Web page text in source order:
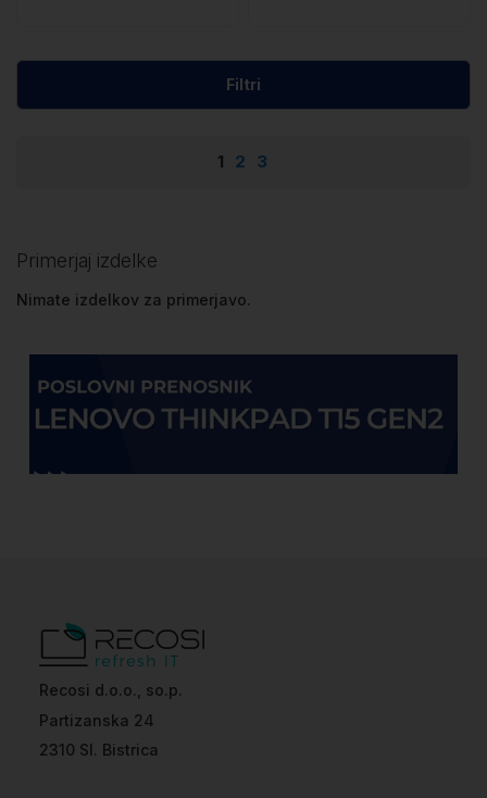
Filtri
Stran
Trenutno berete stran
1 Stran
2 Stran
3
Primerjaj izdelke
Nimate izdelkov za primerjavo.
Recosi d.o.o., so.p.
Partizanska 24
2310 Sl. Bistrica